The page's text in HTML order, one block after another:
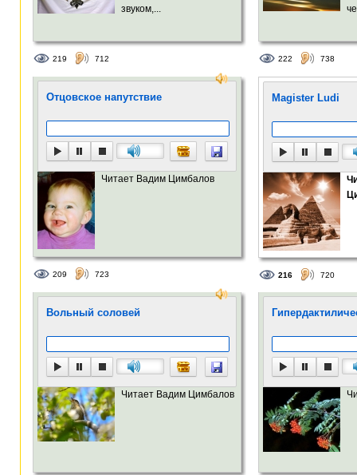
звуком,...
219 712 222 738
Отцовское напутствие
Читает Вадим Цимбалов
209 723
Magister Ludi
216 720
Вольный соловей
Читает Вадим Цимбалов